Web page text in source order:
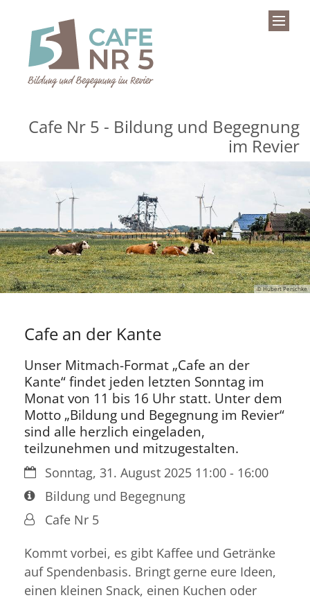
Cafe Nr 5 - Bildung und Begegnung
im Revier
© Hubert Perschke
Cafe an der Kante
Unser Mitmach-Format „Cafe an der
Kante“ findet jeden letzten Sonntag im
Monat von 11 bis 16 Uhr statt. Unter dem
Motto „Bildung und Begegnung im Revier“
sind alle herzlich eingeladen,
teilzunehmen und mitzugestalten.
Datum:Sonntag, 31. August 2025 11:00 - 16:00
Art bzw. Nummer:
Bildung und Begegnung
Von:Cafe Nr 5
Kommt vorbei, es gibt Kaffee und Getränke
auf Spendenbasis. Bringt gerne eure Ideen,
einen kleinen Snack, einen Kuchen oder